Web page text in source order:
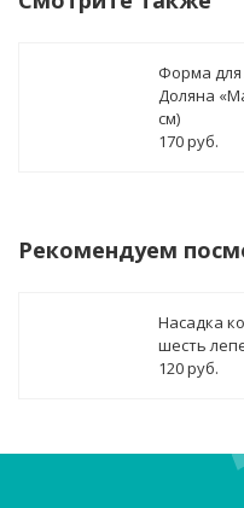
Форма для
Доляна
см)
170 руб.
Рекомендуем
Насадка
шесть
120 руб.